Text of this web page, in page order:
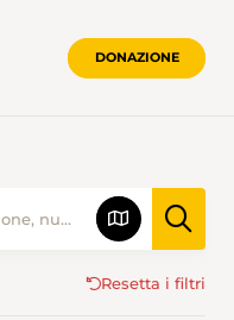
DONAZIONE
Resetta i filtri